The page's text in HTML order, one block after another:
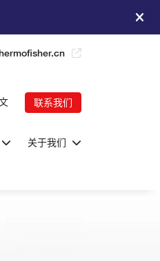
联系我们
关于我们